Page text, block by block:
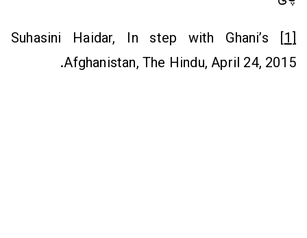
[1]
Suhasini Haidar, In step with Ghani’s
Afghanistan, The Hindu, April 24, 2015.